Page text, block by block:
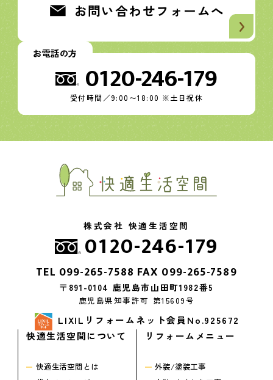
お問い合わせフォームへ
お電話の方
0120-246-179
受付時間／9:00〜18:00 ※土日祝休
株式会社 快適生活空間
0120-246-179
TEL 099-265-7588 FAX 099-265-7589
〒891-0104 鹿児島市山田町1982番5
鹿児島県知事許可 第15609号
LIXILリフォームネット会員No.925672
快適生活空間について
快適生活空間とは
リフォームメニュー
外装/塗装工事